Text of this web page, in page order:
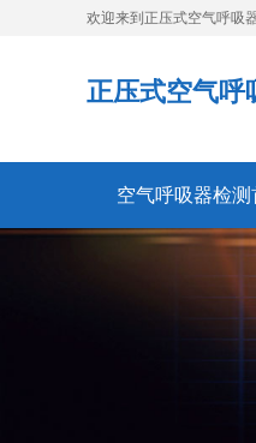
欢迎来到正压式空气呼吸
正压式空气呼
空气呼吸器检测